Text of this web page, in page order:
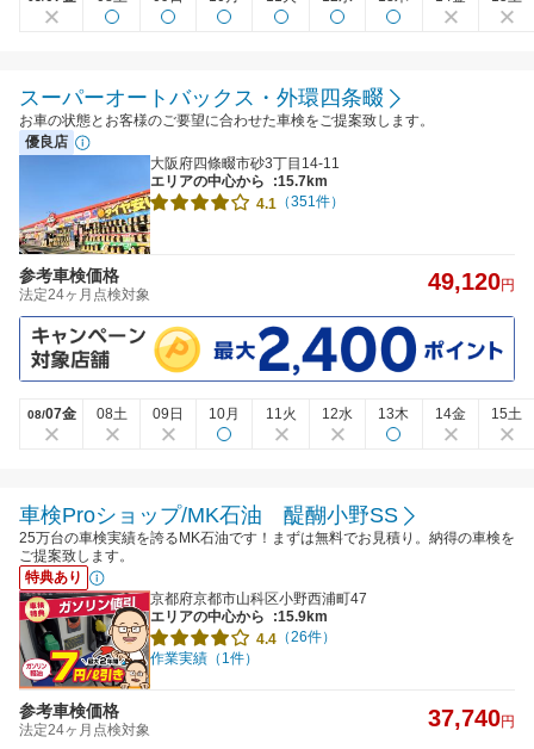
スーパーオートバックス・外環四条畷
お車の状態とお客様のご要望に合わせた車検をご提案致します。
優良店
大阪府四條畷市砂3丁目14-11
エリアの中心から
:15.7km
4.1 （351件）
参考車検価格
法定24ヶ月点検対象 49,120円
08/07金 08土 09日 10月 11火 12水 13木 14金 15土
車検Proショップ/MK石油 醍醐小野SS
25万台の車検実績を誇るMK石油です！まずは無料でお見積り。納得の車検を
ご提案致します。
特典あり
京都府京都市山科区小野西浦町47
エリアの中心から
:15.9km
4.4 （26件）
作業実績（1件）
参考車検価格
法定24ヶ月点検対象 37,740円